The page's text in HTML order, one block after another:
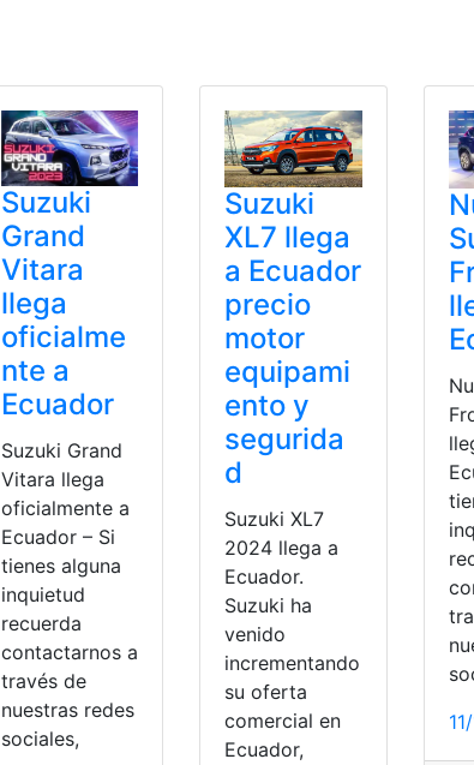
Suzuki
Grand
Vitara
llega
oficialme
nte a
Ecuador
Suzuki Grand
Vitara llega
oficialmente a
Ecuador – Si
tienes alguna
inquietud
recuerda
contactarnos a
través de
nuestras redes
sociales,
Suzuki
XL7 llega
a Ecuador
precio
motor
equipami
ento y
segurida
d
Suzuki XL7
2024 llega a
Ecuador.
Suzuki ha
venido
incrementando
su oferta
comercial en
Ecuador,